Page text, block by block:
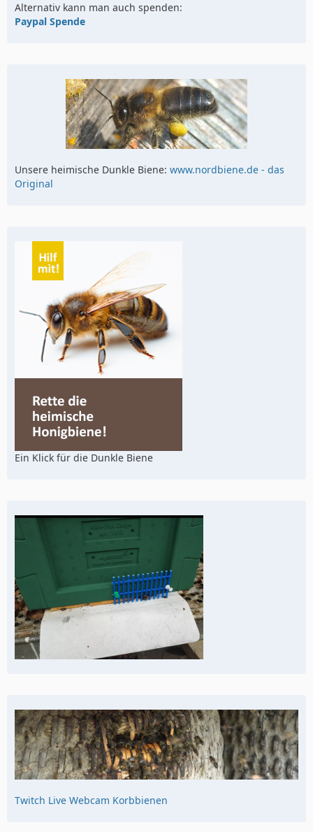
Alternativ kann man auch spenden:
Paypal Spende
Unsere heimische Dunkle Biene: www.nordbiene.de - das
Original
Ein Klick für die Dunkle Biene
Twitch Live Webcam Korbbienen